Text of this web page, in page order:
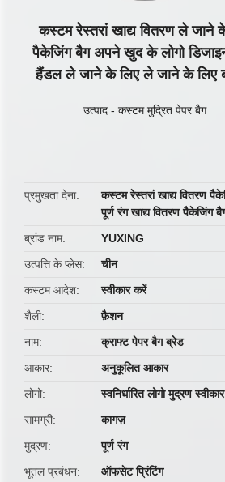
कस्टम रेस्तरां खाद्य वितरण ले जाने
पैकेजिंग बैग अपने खुद के लोगो
हैंडल ले जाने के लिए ले जाने के लिए
उत्पाद - कस्टम मुद्रित पेपर बैग
प्रमुखता देना कस्टम रेस्तरां खाद्य वितरण
पूर्ण रंग खाद्य वितरण पैकेजिंग
ब्रांड नाम
YUXING
उत्पत्ति के प्लेस
चीन
कस्टम आदेश
स्वीकार करें
शैली
फ़ैशन
नाम
क्राफ्ट पेपर बैग ब्रेड
आकार
अनुकूलित आकार
लोगो
स्वनिर्धारित लोगो मुद्रण
सामग्री
कागज़
मुद्रण
पूर्ण रंग
भूतल प्रबंधन
ऑफसेट प्रिंटिंग